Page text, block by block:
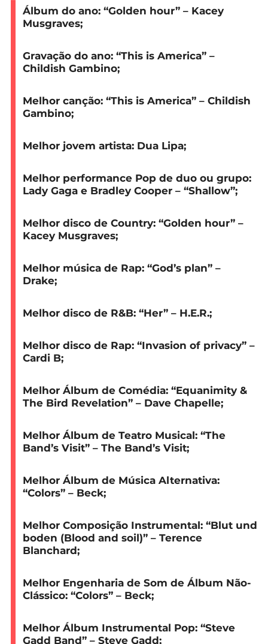
Álbum do ano: “Golden hour” – Kacey
Musgraves;
Gravação do ano: “This is America” –
Childish Gambino;
Melhor canção: “This is America” – Childish
Gambino;
Melhor jovem artista: Dua Lipa;
Melhor performance Pop de duo ou grupo:
Lady Gaga e Bradley Cooper – “Shallow”;
Melhor disco de Country: “Golden hour” –
Kacey Musgraves;
Melhor música de Rap: “God’s plan” –
Drake;
Melhor disco de R&B: “Her” – H.E.R.;
Melhor disco de Rap: “Invasion of privacy” –
Cardi B;
Melhor Álbum de Comédia: “Equanimity &
The Bird Revelation” – Dave Chapelle;
Melhor Álbum de Teatro Musical: “The
Band’s Visit” – The Band’s Visit;
Melhor Álbum de Música Alternativa:
“Colors” – Beck;
Melhor Composição Instrumental: “Blut und
boden (Blood and soil)” – Terence
Blanchard;
Melhor Engenharia de Som de Álbum Não-
Clássico: “Colors” – Beck;
Melhor Álbum Instrumental Pop: “Steve
Gadd Band” – Steve Gadd;